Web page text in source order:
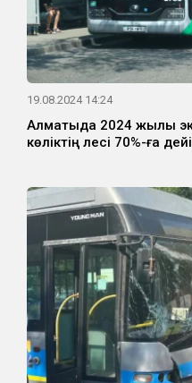
19.08.2024 14:24
Алматыда 2024 жылы
көліктің үлесі 70%-ға